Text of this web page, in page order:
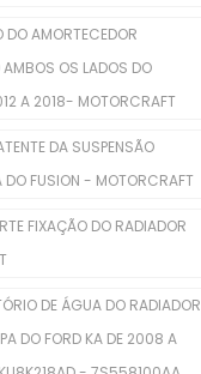
Termostáticas
Ignição
D'ÁGUA
De Para-Brisas
Óleo Hidráulico
DO AMORTECEDOR
AMBOS OS LADOS DO
A 2018- MOTORCRAFT
DA SUSPENSÃO
DO FUSION - MOTORCRAFT
FIXAÇÃO DO RADIADOR
DE ÁGUA DO RADIADOR
DO FORD KA DE 2008 A